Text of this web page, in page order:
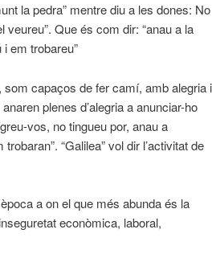
la pedra” mentre diu a les dones: No
Que és com dir: “anau a la
em trobareu”
capaços de fer camí, amb alegria i
plenes d’alegria a anunciar-ho
vos, no tingueu por, anau a
“Galilea” vol dir l’activitat de
a on el que més abunda és la
econòmica, laboral,